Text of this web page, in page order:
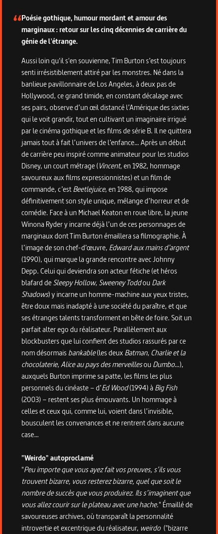
Poésie gothique, humour mordant et amour des
marginaux : retour sur les cinq décennies de carrière du
génie de l'étrange.
Aussi loin qu'il s'en souvienne, Tim Burton s’est toujours
senti irrésistiblement attiré par les monstres. Né dans la
banlieue pavillonnaire de Los Angeles, à deux pas de
Hollywood, ce grand timide, en constant décalage avec
ses pairs, observe d’un œil distancé l’Amérique des sixties
qui le voit grandir, tout en cultivant un imaginaire irrigué
par le cinéma gothique et les films de série B. Il ne quittera
jamais tout à fait l’univers de l’enfance… Après un début
de carrière peu inspiré comme animateur pour les studios
Disney, un court métrage (Vincent, en 1982, hommage
savoureux aux films expressionnistes) et un film de
commande, c’estBeetlejuice, en 1988, qui impose
définitivement son style unique, mélange d’horreur et de
comédie. Face à un Michael Keaton en roue libre, la jeune
Winona Ryder y incarne déjà l’un de ces personnages de
marginaux dont Tim Burton émaillera sa filmographie. À
l’image de son chef-d’œuvre, Edward aux mains d’argent
(1990), qui marque la grande rencontre avec Johnny
Depp. Celui qui deviendra son acteur fétiche (et héros
blafard deSleepy Hollow, Sweeney Toddou Dark
Shadows) y incarne un homme-machine aux yeux tristes,
être doux mais inadapté à une société du paraître, et que
ses étranges talents transforment en bête de foire. Soit un
parfait alter ego du réalisateur. Parallèlement aux
blockbusters que lui confient des studios rassurés par ce
nom désormaisbankable(les deuxBatman, Charlie et la
chocolaterie,Alice au pays des merveillesou Dumbo…),
auxquels Burton imprime sa patte, les films les plus
personnels du cinéaste – d’Ed Wood(1994) àBig Fish
(2003) – restent ses plus émouvants. Un hommage à
celles et ceux qui, comme lui, voient dans l’invisible,
bousculent les convenances et ne rentrent dans aucune
case…
"Weirdo" autoproclamé
"Peu importe que vous ayez fait vos preuves, s’ils vous
trouvent bizarre, vous resterez bizarre, quel que soit le
nombre de succès que vous produirez. Ils s’imaginent que
vous allez courir sur le plateau avec une hache." Émaillé de
savoureuses archives, où transparaît la personnalité
introvertie et excentrique du réalisateur, weirdo("bizarre